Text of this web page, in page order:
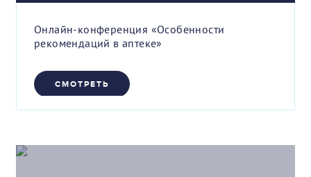
Онлайн-конференция «Особенности
рекомендаций в аптеке»
СМОТРЕТЬ